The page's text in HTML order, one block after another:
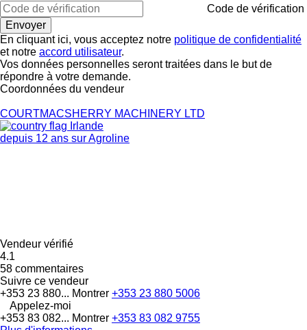
Code de vérification
En cliquant ici, vous acceptez notre politique de confidentialité
et notre accord utilisateur.
Vos données personnelles seront traitées dans le but de
répondre à votre demande.
Coordonnées du vendeur
COURTMACSHERRY MACHINERY LTD
Irlande
depuis 12 ans sur Agroline
Vendeur vérifié
4.1
58 commentaires
Suivre ce vendeur
+353 23 880... Montrer +353 23 880 5006
Appelez-moi
+353 83 082... Montrer +353 83 082 9755